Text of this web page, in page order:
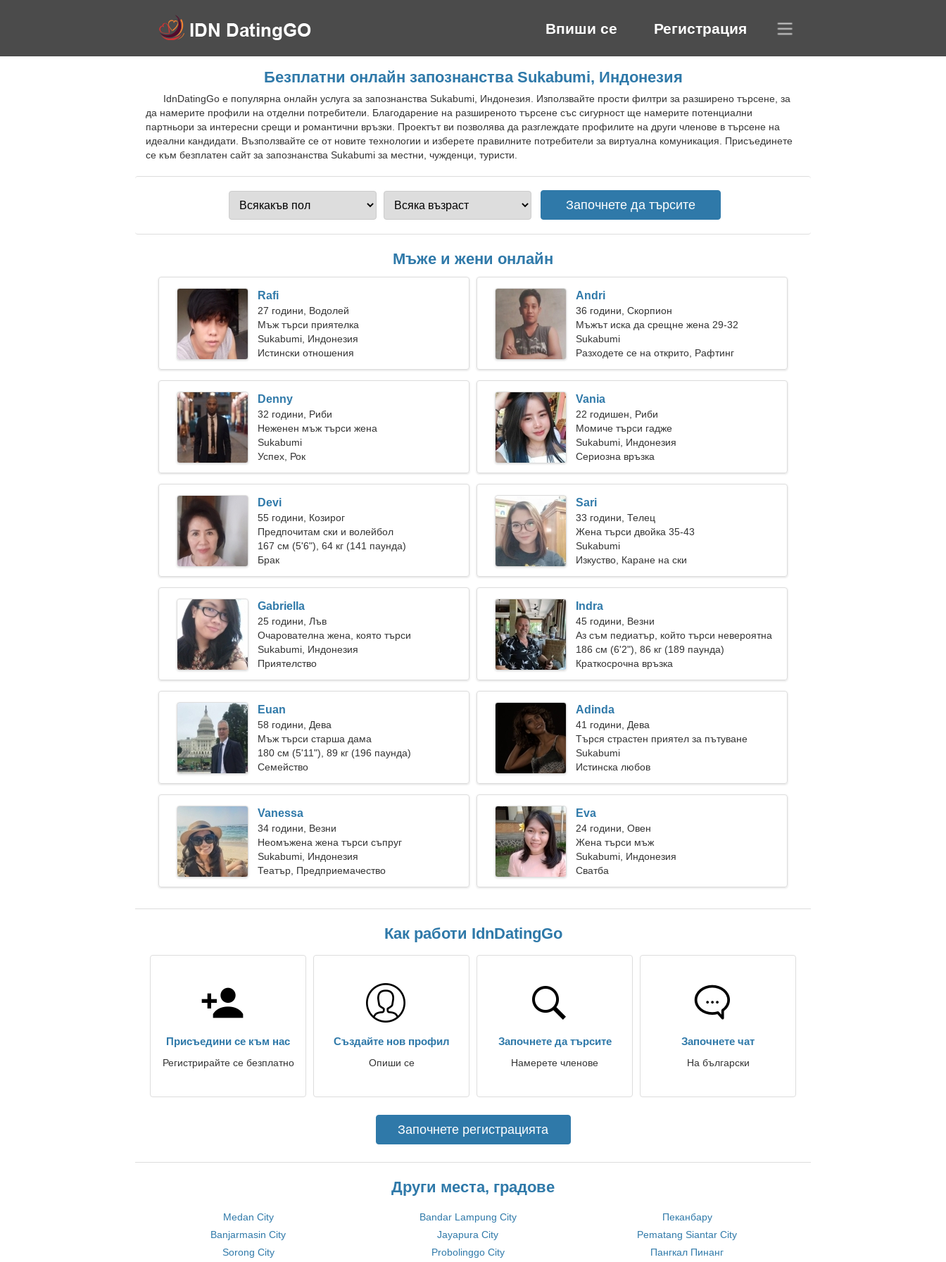
Впиши се Регистрация
Безплатни онлайн запознанства Sukabumi, Индонезия
IdnDatingGo е популярна онлайн услуга за запознанства Sukabumi, Индонезия. Използвайте прости филтри за разширено търсене, за
да намерите профили на отделни потребители. Благодарение на разширеното търсене със сигурност ще намерите потенциални
партньори за интересни срещи и романтични връзки. Проектът ви позволява да разглеждате профилите на други членове в търсене на
идеални кандидати. Възползвайте се от новите технологии и изберете правилните потребители за виртуална комуникация. Присъединете
се към безплатен сайт за запознанства Sukabumi за местни, чужденци, туристи.
Мъже и жени онлайн
Rafi
27 години, Водолей
Мъж търси приятелка
Sukabumi, Индонезия
Истински отношения
Andri
36 години, Скорпион
Мъжът иска да срещне жена 29-32
Sukabumi
Разходете се на открито, Рафтинг
Denny
32 години, Риби
Неженен мъж търси жена
Sukabumi
Успех, Рок
Vania
22 годишен, Риби
Момиче търси гадже
Sukabumi, Индонезия
Сериозна връзка
Devi
55 години, Козирог
Предпочитам ски и волейбол
167 см (5'6"), 64 кг (141 паунда)
Брак
Sari
33 години, Телец
Жена търси двойка 35-43
Sukabumi
Изкуство, Каране на ски
Gabriella
25 години, Лъв
Очарователна жена, която търси
истинската любов
Sukabumi, Индонезия
Приятелство
Indra
45 години, Везни
Аз съм педиатър, който търси невероятна
жена
186 см (6'2"), 86 кг (189 паунда)
Краткосрочна връзка
Euan
58 години, Дева
Мъж търси старша дама
180 см (5'11"), 89 кг (196 паунда)
Семейство
Adinda
41 години, Дева
Търся страстен приятел за пътуване
Sukabumi
Истинска любов
Vanessa
34 години, Везни
Неомъжена жена търси съпруг
Sukabumi, Индонезия
Театър, Предприемачество
Eva
24 години, Овен
Жена търси мъж
Sukabumi, Индонезия
Сватба
Как работи IdnDatingGo
Присъедини се към нас
Регистрирайте се безплатно
Създайте нов профил
Опиши се
Започнете да търсите
Намерете членове
Започнете чат
На български
Започнете регистрацията
Други места, градове
Medan City Bandar Lampung City
Пеканбару
Banjarmasin City
Jayapura City
Pematang Siantar City
Sorong City
Probolinggo City Пангкал Пинанг